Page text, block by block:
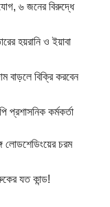
৬ জনের বিরুদ্ধে
হয়রানি ও ইয়াবা
বাড়লে বিক্রি করবেন
প্রশাসনিক কর্মকর্তা
লোডশেডিংয়ের চরম
যত কান্ড!